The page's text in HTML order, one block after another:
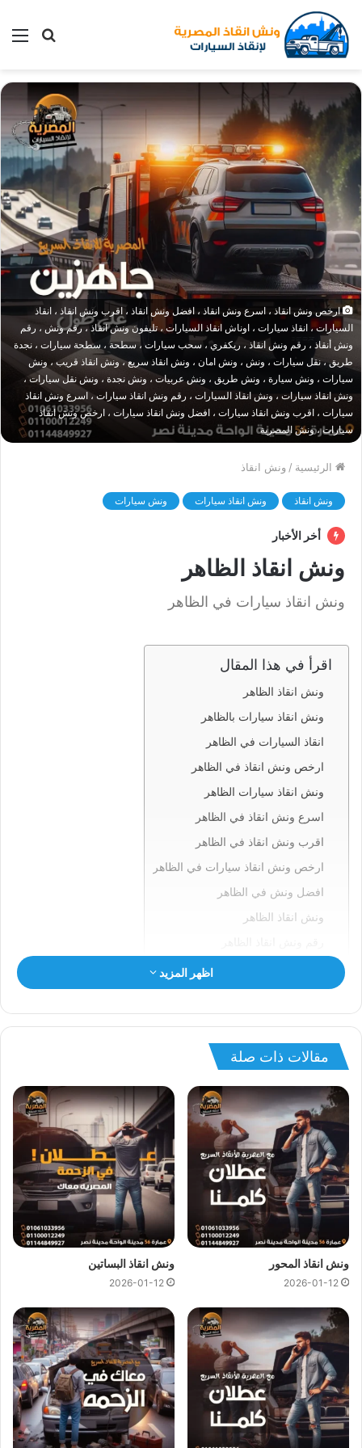
بحث
ارخص ونش انقاذ ، اسرع ونش انقاذ ، افضل ونش انقاذ ، اقرب ونش انقاذ ، انقاذ
السيارات ، انقاذ سيارات ، اوناش انقاذ السيارات ، تليفون ونش انقاذ ، رقم ونش ، رقم
ونش أنقاذ ، رقم ونش انقاذ ، ريكفري ، سحب سيارات ، سطحة ، سطحة سيارات ، نجدة
طريق ، نقل سيارات ، ونش ، ونش امان ، ونش انقاذ سريع ، ونش انقاذ قريب ، ونش
سيارات ، ونش سيارة ، ونش طريق ، ونش عربيات ، ونش نجدة ، ونش نقل سيارات ،
ونش انقاذ سيارات ، ونش انقاذ السيارات ، رقم ونش انقاذ سيارات ، اسرع ونش انقاذ
سيارات ، اقرب ونش انقاذ سيارات ، افضل ونش انقاذ سيارات ، ارخص ونش انقاذ
سيارات ، ونش المصرية
الرئيسية / ونش انقاذ
ونش انقاذ ونش انقاذ سيارات ونش سيارات
أخر الأخبار
ونش انقاذ الظاهر
ونش انقاذ سيارات في الظاهر
اقرأ في هذا المقال
ونش انقاذ الظاهر
ونش انقاذ سيارات بالظاهر
انقاذ السيارات في الظاهر
ارخص ونش انقاذ في الظاهر
ونش انقاذ سيارات الظاهر
اسرع ونش انقاذ في الظاهر
اقرب ونش انقاذ في الظاهر
ارخص ونش انقاذ سيارات في الظاهر
افضل ونش في الظاهر
ونش انقاذ الظاهر
ونش سيارات الظاهر
انقاذ السيارات بالظاهر
ونش انقاذ الظاهر
ونش الظاهر
ونش انقاذ الظاهر
ونش انقاذ الظاهراسرع و ارخص ونش انقاذ
لأنناارخص ونش انقاذفي الظاهر ونتميز باننااسرع ونش انقاذفي
الظاهر وسعر ونش انقاذ
ثابت لدينا ولن يتم مطالبتك بأي رسوم
إضافية أو إكرامية لاناسعار ونش انقاذ سياراتلدينا تعتبر رمزية
لأننا نمتلكونش انقاذ قريبونقدم خدماتنا بارخص سعر و بأعلى
اقرب ونش انقاذفي الظاهر ،فريق المساعدة على اتم الاستعداد
وجاهز دائما لمساعدتك في اي وقت خلال النهار او الليل لمساعدتك
تشمل خدمات الانقاذ السريع للسيارات في الظاهر علي ما يلي:
انقاذالسيارات
نقل السيارات
اظهر المزيد
مقالات ذات صلة
ونش انقاذ المحور
2026-01-12
ونش انقاذ البساتين
2026-01-12